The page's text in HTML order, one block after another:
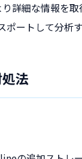
細な情報を取
ートして分析
法